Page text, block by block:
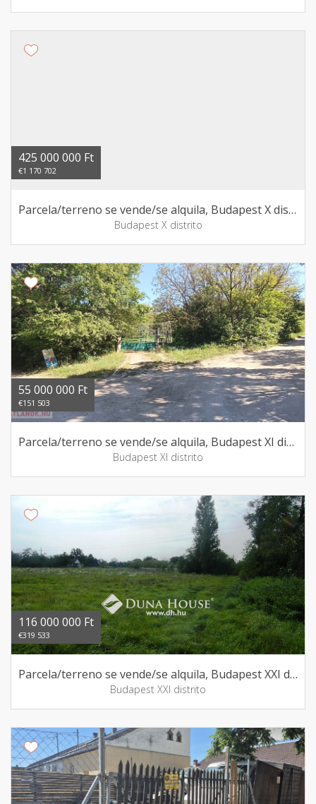
425 000 000 Ft
€1 170 702
Parcela/terreno se vende/se alquila, Budapest X distrito
Budapest X distrito
55 000 000 Ft
€151 503
Parcela/terreno se vende/se alquila, Budapest XI distrito
Budapest XI distrito
116 000 000 Ft
€319 533
Parcela/terreno se vende/se alquila, Budapest XXI distrito
Budapest XXI distrito